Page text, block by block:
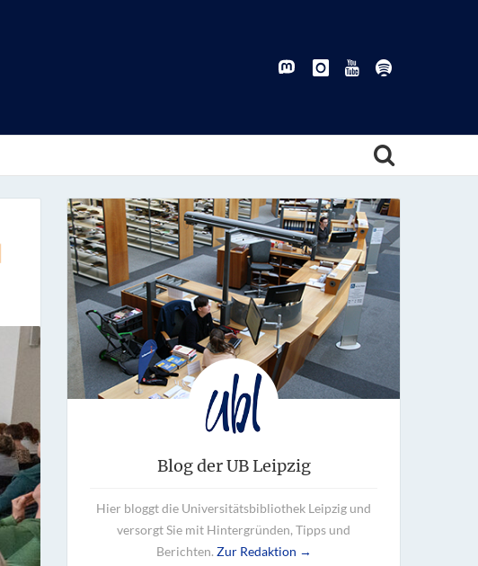
Blog der UB Leipzig
Hier bloggt die Universitätsbibliothek Leipzig und
versorgt Sie mit Hintergründen, Tipps und
Berichten. Zur Redaktion →